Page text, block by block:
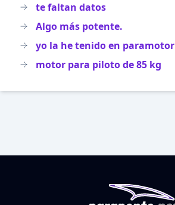
te faltan datos
Algo más potente.
yo la he tenido en paramotor
motor para piloto de 85 kg